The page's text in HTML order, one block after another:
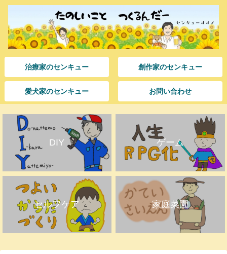
治療家のセンキュー 創作家のセンキュー
愛犬家のセンキュー お問い合わせ
DIY ゲーム
セルフケア 家庭菜園